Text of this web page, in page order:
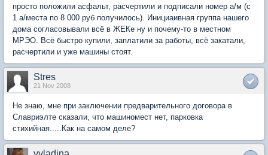
просто положили асфальт, расчертили и подписали номер а/м (с
1 а/места по 8 000 руб получилось). Инициаивная группа нашего
дома согласовывали всё в ЖЕКе ну и почему-то в местном
МРЭО. Всё быстро купили, заплатили за работы, всё закатали,
расчертили и уже машины стоят.
Stres
21 Nov 2008
Не знаю, мне при заключении предварительного договора в
Славриэлте сказали, что машиномест нет, парковка
стихийная.....Как на самом деле?